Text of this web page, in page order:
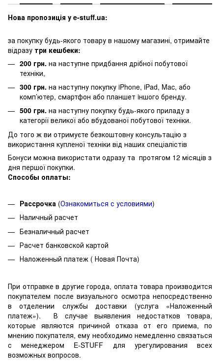
Нова пропозиція у e-stuff.ua:
за покупку будь-якого товару в нашому магазині, отримайте
відразу три кешбеки:
200 грн. на наступне придбання дрібної побутової
техніки,
300 грн. на наступну покупку iPhone, iPad, Mac, або
комп’ютер, смартфон або планшет iншого бренду.
500 грн. на наступну покупку будь-якого приладу з
категорії великої або вбудованої побутової техніки.
До того ж ви отримуєте безкоштовну консультацію з
використання купленої техніки від наших спеціалістів
Бонуси можна використати одразу та протягом 12 місяців з
дня першої покупки.
Способы оплаты:
Рассрочка (Ознакомиться с условиями)
Наличный расчет
Безналичный расчет
Расчет банковской картой
Наложенный платеж ( Новая Почта)
При отправке в другие города, оплата товара производится
покупателем после визуального осмотра непосредственно
в отделении службы доставки (услуга «Наложенный
платеж»). В случае выявления недостатков товара,
которые являются причиной отказа от его приема, по
мнению покупателя, ему необходимо немедленно связаться
с менеджером E-STUFF для урегулирования всех
возможных вопросов.